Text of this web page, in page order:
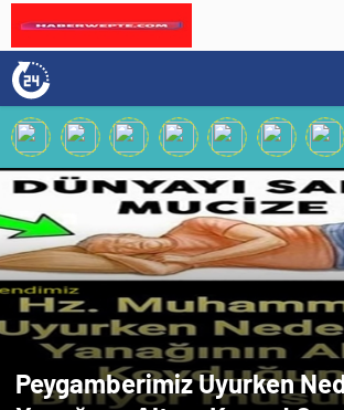
Peygamberimiz Uyurken